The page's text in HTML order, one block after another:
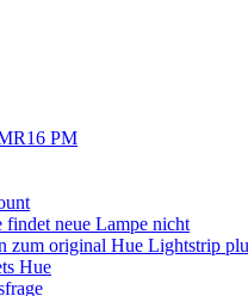
PM
findet neue Lampe nicht
zum original Hue Lightstrip
Hue